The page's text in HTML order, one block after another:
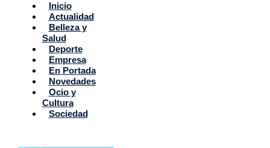
Inicio
Actualidad
Belleza y
Salud
Deporte
Empresa
En Portada
Novedades
Ocio y
Cultura
Sociedad